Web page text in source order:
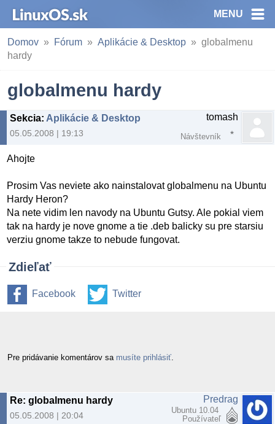
MENU
Domov Fórum Aplikácie & Desktop
globalmenu
hardy
globalmenu hardy
Sekcia: Aplikácie & Desktop
05.05.2008 | 19:13
tomash
Návštevník
Ahojte
Prosim Vas neviete ako nainstalovat globalmenu na Ubuntu
Hardy Heron?
Na nete vidim len navody na Ubuntu Gutsy. Ale pokial viem
tak na hardy je nove gnome a tie .deb balicky su pre starsiu
verziu gnome takze to nebude fungovat.
Zdieľať
Facebook Twitter
Pre pridávanie komentárov sa musíte prihlásiť
Re: globalmenu hardy
05.05.2008 | 20:04
Predrag
Ubuntu 10.04
Používateľ